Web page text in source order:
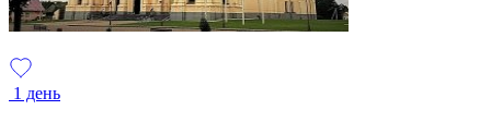
1 день